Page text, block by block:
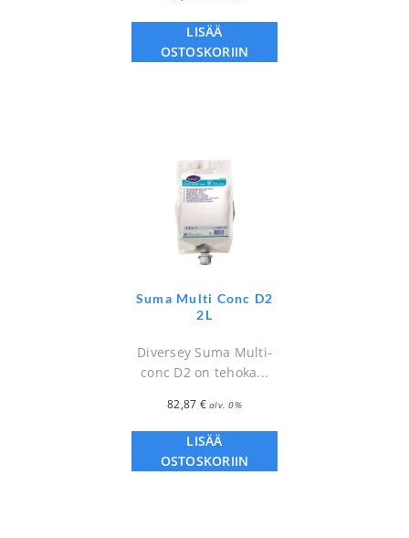
LISÄÄ
OSTOSKORIIN
Suma Multi Conc D2
2L
Diversey Suma Multi-
conc D2 on tehoka...
82,87 € alv. 0%
LISÄÄ
OSTOSKORIIN